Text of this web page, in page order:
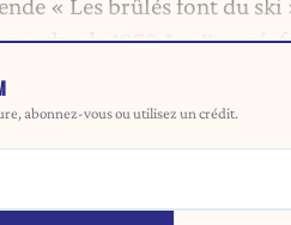
« Les brûlés font du
culte de 1979Les Bronzés
abonnez-vous ou utilisez un crédit.